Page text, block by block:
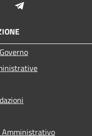
Youtube
Amministrativo